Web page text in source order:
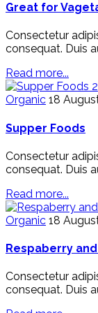
Great for
Consectetur
consequat. Duis
Read more...
Organic 18
Supper Foods
Consectetur
consequat. Duis
Read more...
Organic 18
Respaberry
Consectetur
consequat. Duis